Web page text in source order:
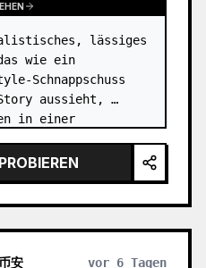
lässiges
wie ein
Schnappschuss
aussieht,
in einer
{argument
安 vor 6 Tagen